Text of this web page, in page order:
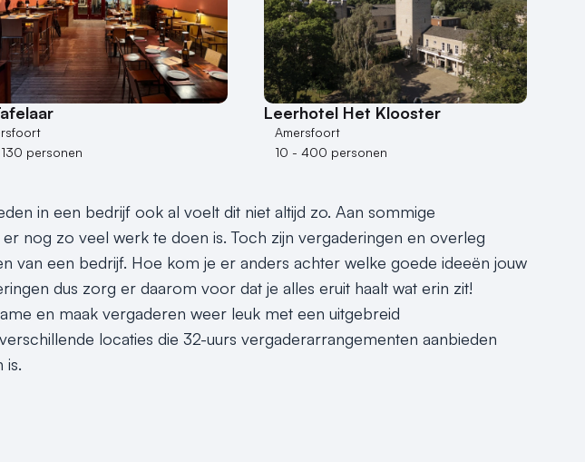
personen
Leerhotel Het Klooster
Amersfoort
10 - 400 personen
in een bedrijf ook al voelt dit niet altijd zo. Aan sommige
nog zo veel werk te doen is. Toch zijn vergaderingen en overleg
van een bedrijf. Hoe kom je er anders achter welke goede ideeën jouw
dus zorg er daarom voor dat je alles eruit haalt wat erin zit!
en maak vergaderen weer leuk met een uitgebreid
locaties die 32-uurs vergaderarrangementen aanbieden
is.